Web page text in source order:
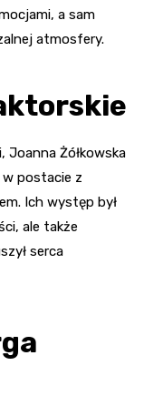
a sam
atmosfery.
Joanna Żółkowska
w postacie z
Ich występ był
ale także
serca